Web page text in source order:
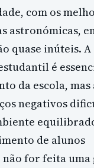
com os
astronómicas,
quase inúteis.
é
da escola,
negativos
de alunos
for feita uma